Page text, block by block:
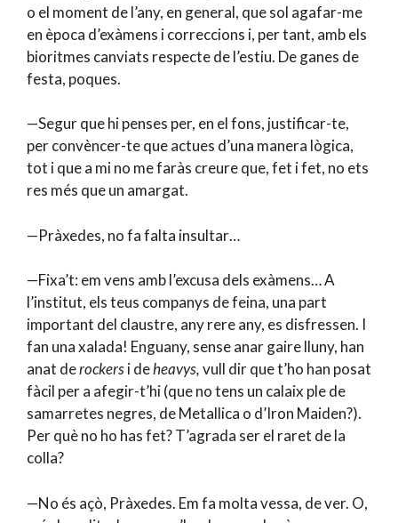
o el moment de l’any, en general, que sol agafar-me
en època d’exàmens i correccions i, per tant, amb els
bioritmes canviats respecte de l’estiu. De ganes de
festa, poques.
—Segur que hi penses per, en el fons, justificar-te,
per convèncer-te que actues d’una manera lògica,
tot i que a mi no me faràs creure que, fet i fet, no ets
res més que un amargat.
—Pràxedes, no fa falta insultar…
—Fixa’t: em vens amb l’excusa dels exàmens… A
l’institut, els teus companys de feina, una part
important del claustre, any rere any, es disfressen. I
fan una xalada! Enguany, sense anar gaire lluny, han
anat derockersi deheavys,vull dir que t’ho han posat
fàcil per a afegir-t’hi (que no tens un calaix ple de
samarretes negres, de Metallica o d’Iron Maiden?).
Per què no ho has fet? T’agrada ser el raret de la
colla?
—No és açò, Pràxedes. Em fa molta vessa, de ver. O,